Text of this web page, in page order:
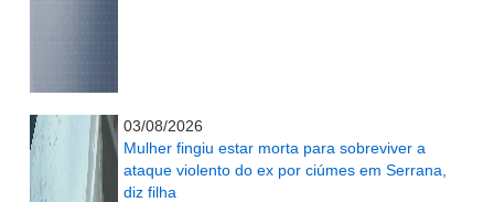
03/08/2026
Mulher fingiu estar morta para sobreviver a
ataque violento do ex por ciúmes em Serrana,
diz filha